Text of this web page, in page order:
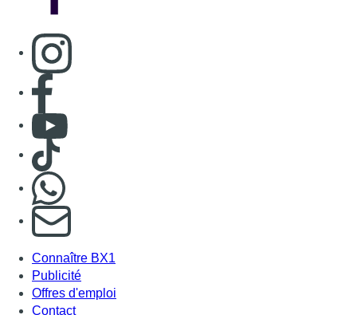
Consulter page Instagram
Consulter page Facebook
Consulter Youtube
Consulter TikTok
S'abonner à notre newsletter
Connaître BX1
Publicité
Offres d'emploi
Contact